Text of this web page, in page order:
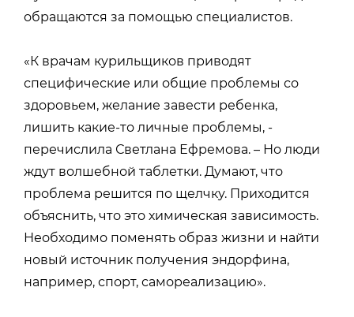
обращаются за помощью специалистов.
«К врачам курильщиков приводят
специфические или общие проблемы со
здоровьем, желание завести ребенка,
лишить какие-то личные проблемы, -
перечислила Светлана Ефремова. – Но люди
ждут волшебной таблетки. Думают, что
проблема решится по щелчку. Приходится
объяснить, что это химическая зависимость.
Необходимо поменять образ жизни и найти
новый источник получения эндорфина,
например, спорт, самореализацию».